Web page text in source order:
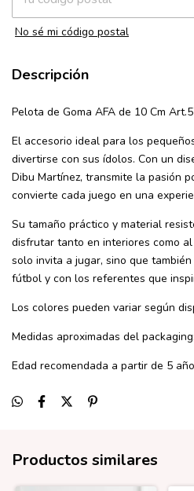
No sé mi código postal
Descripción
Pelota de Goma AFA de 10 Cm
El accesorio ideal para los
divertirse con sus ídolos. Con un
Dibu Martínez, transmite la pasión
convierte cada juego en una
Su tamaño práctico y material
disfrutar tanto en interiores como
solo invita a jugar, sino que
fútbol y con los referentes que
Los colores pueden variar según
Medidas aproximadas del
Edad recomendada a partir de 5
Productos similares